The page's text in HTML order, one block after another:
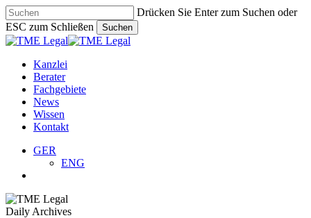
Zum
Hauptinhalt
springen
Drücken Sie Enter zum Suchen oder
ESC zum Schließen
Suchen
Suche
Suche
Menü
Kanzlei
Berater
Fachgebiete
News
Wissen
Kontakt
GER
ENG
Daily Archives